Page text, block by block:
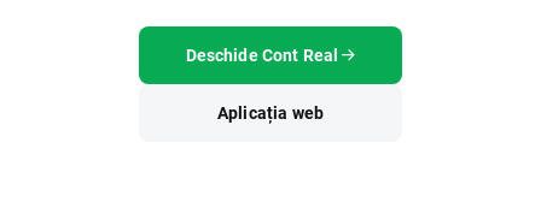
Deschide Cont Real
Aplicația web